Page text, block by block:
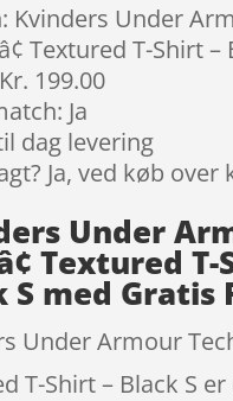
Kvinders Under
Textured T-Shirt –
199.00
Ja
dag levering
Ja, ved køb over
Under
Textured
S med Gratis
Under Armour
T-Shirt – Black S